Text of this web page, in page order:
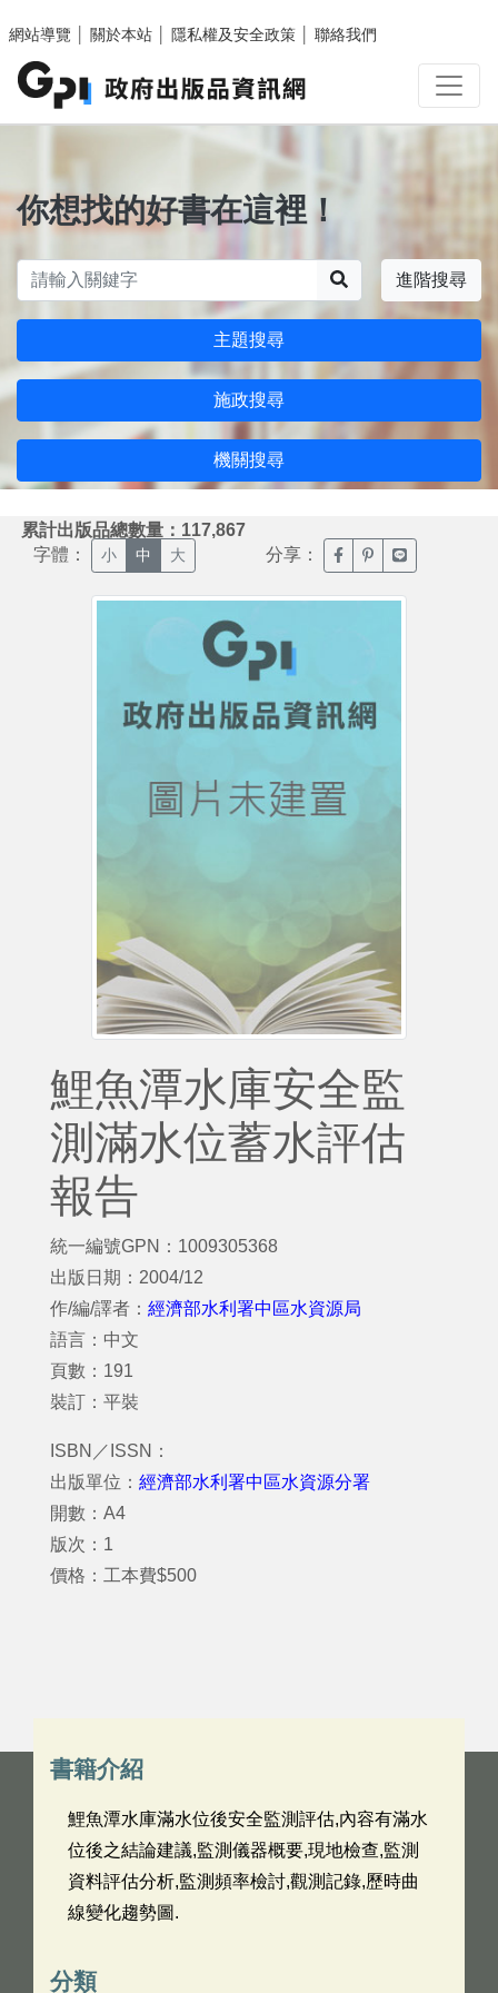
網站導覽
關於本站 隱私權及安全政策 聯絡我們
你想找的好書在這裡！
進階搜尋
主題搜尋
施政搜尋
機關搜尋
累計出版品總數量：117,867
字體： 小 中 大 分享： 臉書分享(另開新視窗)
噗浪分享(另開新
Line分享(另
鯉魚潭水庫安全監
測滿水位蓄水評估
報告
統一編號GPN：1009305368
出版日期：2004/12
作/編/譯者： 經濟部水利署中區水資源局
語言：中文
頁數：191
裝訂：平裝
ISBN／ISSN：
出版單位： 經濟部水利署中區水資源分署
開數：A4
版次：1
價格：工本費$500
書籍介紹
鯉魚潭水庫滿水位後安全監測評估,內容有滿水
位後之結論建議,監測儀器概要,現地檢查,監測
資料評估分析,監測頻率檢討,觀測記錄,歷時曲
線變化趨勢圖.
分類